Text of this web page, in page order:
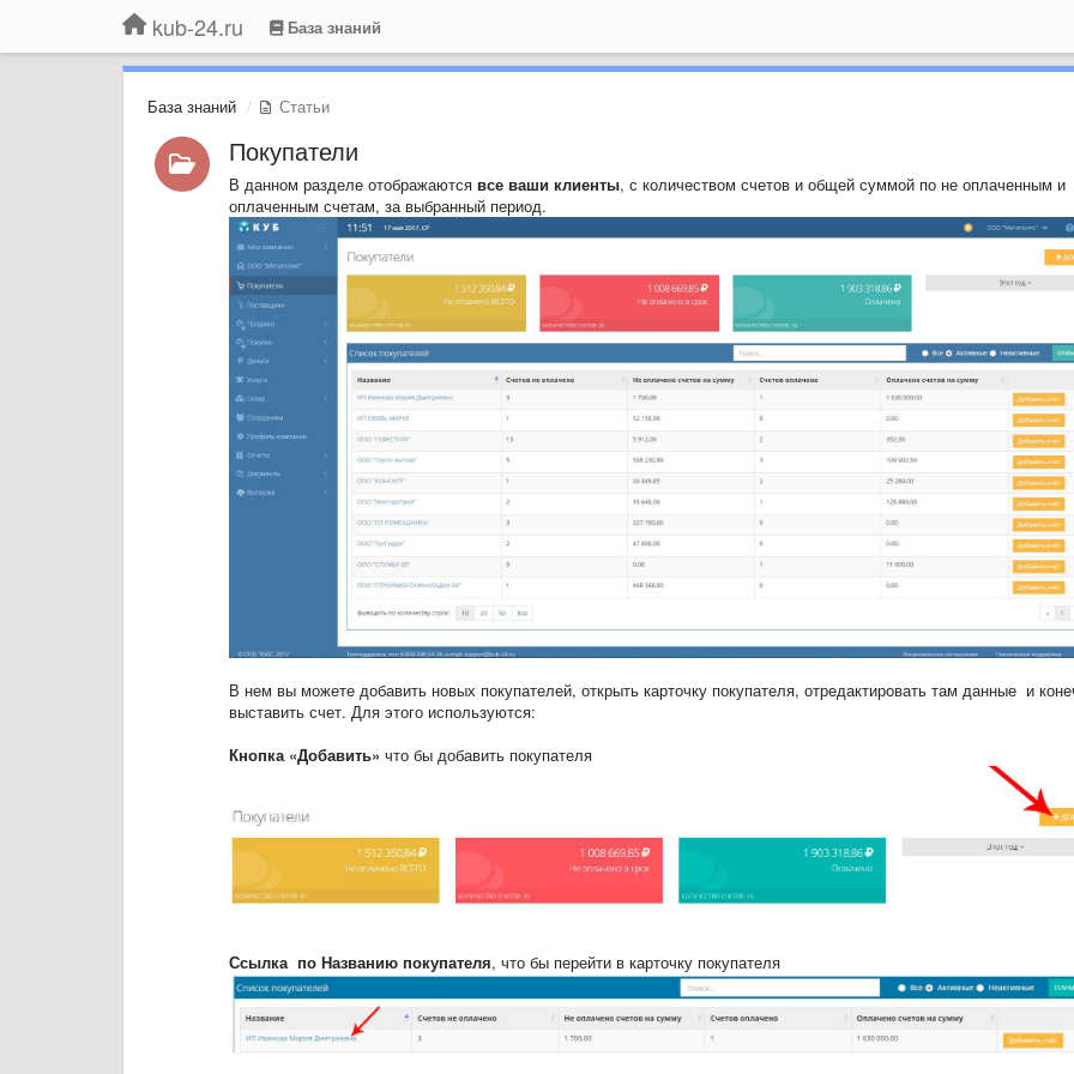
kub-24.ru База знаний
База знаний Статьи
Покупатели
В данном разделе отображаются все ваши клиенты, с количеством счетов и общей суммой по не оплаченным и
оплаченным счетам, за выбранный период.
В нем вы можете добавить новых покупателей, открыть карточку покупателя, отредактировать там данные и
выставить счет. Для этого используются:
Кнопка «Добавить» что бы добавить покупателя
Ссылка по Названию покупателя, что бы перейти в карточку покупателя